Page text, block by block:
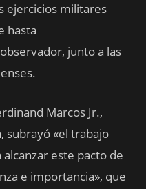
ejercicios militares
hasta
junto a las
Marcos Jr.,
subrayó «el trabajo
este pacto de
e importancia», que